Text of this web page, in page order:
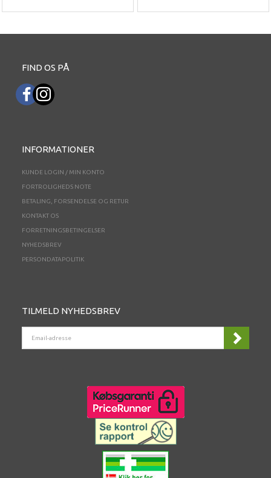
FIND OS PÅ
INFORMATIONER
KUNDE LOGIN / MIN KONTO
FORTROLIGHEDS NOTE
BETALING, FORSENDELSE OG RETUR
KONTAKT OS
FORRETNINGSBETINGELSER
NYHEDSBREV
PERSONDATAPOLITIK
TILMELD NYHEDSBREV
ADRESSE